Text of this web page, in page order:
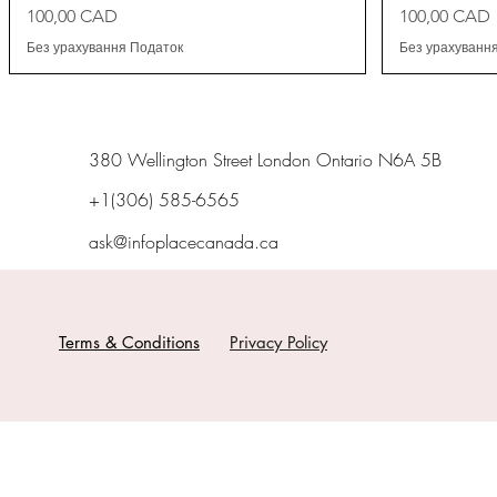
Ціна
100,00 CAD
Без урахування Податок
Ціна
100,00 CAD
Без
380 Wellington Street London Ontario N6A 5B
+1(306) 585-6565
ask@infoplacecanada.ca
Terms & Conditions Privacy Policy